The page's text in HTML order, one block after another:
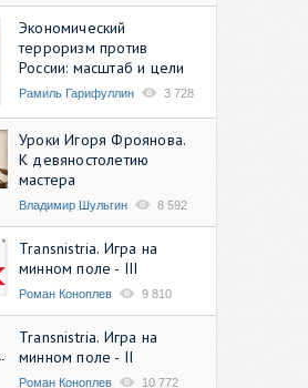
Экономический
терроризм против
России: масштаб и цели
Рамиль Гарифуллин 3 728
Уроки Игоря Фроянова.
К девяностолетию
мастера
Владимир Шульгин 8 592
Transnistria. Игра на
минном поле - III
Роман Коноплев 9 810
Transnistria. Игра на
минном поле - II
Роман Коноплев 10 772